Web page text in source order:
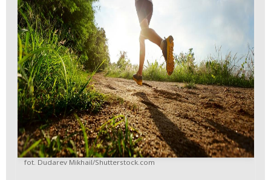
fot. Dudarev Mikhail/Shutterstock.com